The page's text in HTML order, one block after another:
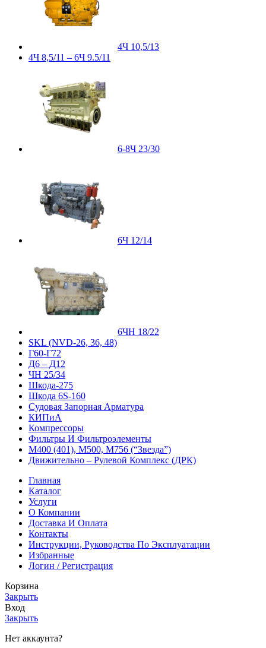
4Ч 10,5/13
4Ч 8,5/11 – 6Ч 9.5/11
6-8Ч 23/30
6Ч 12/14
6ЧН 18/22
SKL (NVD-26, 36, 48)
Г60-Г72
Д6 – Д12
ЧН 25/34
Шкода-275
Шкода 6S-160
Судовая Запорная Арматура
КИПиА
Компрессоры
Фильтры И Фильтроэлементы
М400 (401), М500, М756 (“Звезда”)
Движительно – Рулевой Комплекс (ДРК)
Главная
Каталог
Услуги
О Компании
Доставка И Оплата
Контакты
Инструкции, Руководства По Эксплуатации
Избранные
Логин / Регистрация
Корзина
Закрыть
Вход
Закрыть
Нет аккаунта?